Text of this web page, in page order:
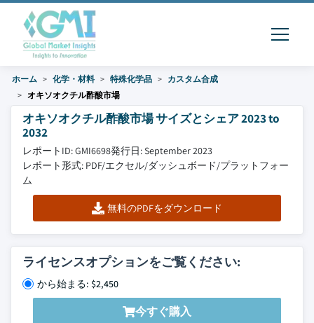
ホーム 化学・材料 特殊化学品
カスタム合成
オキソオクチル酢酸市場
オキソオクチル酢酸市場 サイズとシェア 2023 to
2032
レポートID: GMI6698発行日: September 2023
レポート形式: PDF/エクセル/ダッシュボード/プラットフォー
ム
無料のPDFをダウンロード
ライセンスオプションをご覧ください:
から始まる: $2,450
今すぐ購入